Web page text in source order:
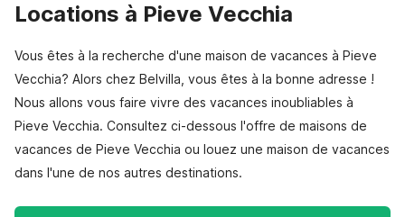
Locations à Pieve Vecchia
Vous êtes à la recherche d'une maison de vacances à Pieve
Vecchia? Alors chez Belvilla, vous êtes à la bonne adresse !
Nous allons vous faire vivre des vacances inoubliables à
Pieve Vecchia. Consultez ci-dessous l'offre de maisons de
vacances de Pieve Vecchia ou louez une maison de vacances
dans l'une de nos autres destinations.